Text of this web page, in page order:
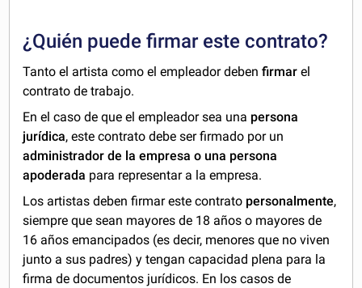
¿Quién puede firmar este contrato?
Tanto el artista como el empleador debenfirmarel
contrato de trabajo.
En el caso de que el empleador sea una persona
jurídica, este contrato debe ser firmado por un
administrador de la empresa o una persona
apoderada para representar a la empresa.
Los artistas deben firmar este contrato personalmente,
siempre que sean mayores de 18 años o mayores de
16 años emancipados (es decir, menores que no viven
junto a sus padres) y tengan capacidad plena para la
firma de documentos jurídicos. En los casos de